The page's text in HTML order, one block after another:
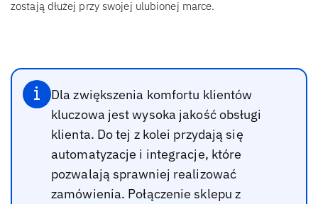
zostają dłużej przy swojej ulubionej marce.
Dla zwiększenia komfortu klientów
kluczowa jest wysoka jakość obsługi
klienta. Do tej z kolei przydają się
automatyzacje i integracje, które
pozwalają sprawniej realizować
zamówienia. Połączenie sklepu z